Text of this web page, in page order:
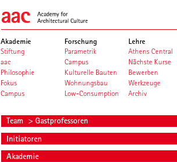
Akademie
Stiftung
aac
Philosophie
Fokus
Campus
Forschung
Parametrik
Campus
Kulturelle Bauten
Wohnungsbau
Low-Consumption
Lehre
Athens Central
Nächste Kurse
Bewerben
Werkzeuge
Archiv
Team > Gastprofessoren
Initiatoren
Akademie